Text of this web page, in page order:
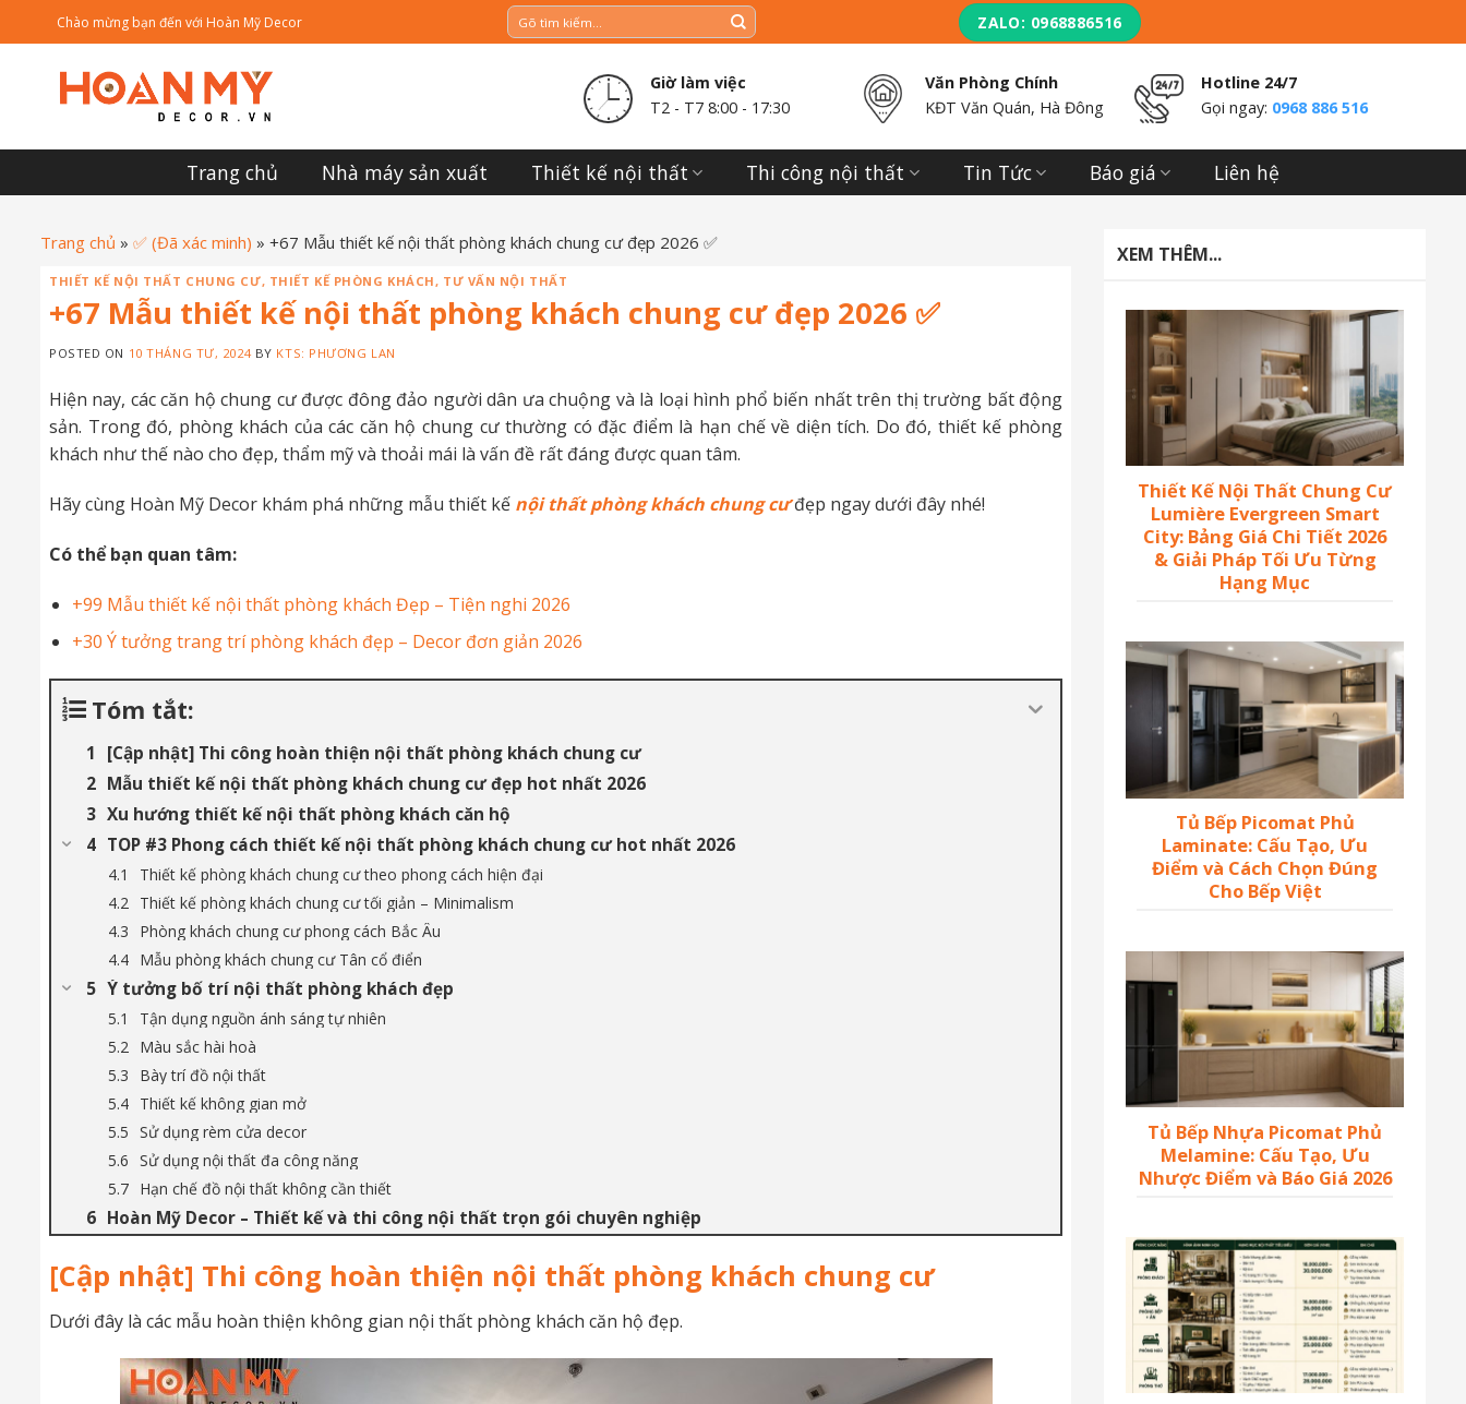
to
content
Chào mừng bạn đến với Hoàn Mỹ Decor ZALO: 0968886516
Giờ làm việc
T2 - T7 8:00 - 17:30
Văn Phòng Chính
KĐT Văn Quán, Hà Đông
Hotline 24/7
Gọi ngay: 0968 886 516
Trang chủ Nhà máy sản xuất Thiết kế nội thất Thi công nội thất Tin Tức Báo giá Liên hệ
Trang chủ » ✅ (Đã xác minh) » +67 Mẫu thiết kế nội thất phòng khách chung cư đẹp 2026 ✅
THIẾT KẾ NỘI THẤT CHUNG CƯ, THIẾT KẾ PHÒNG KHÁCH, TƯ VẤN NỘI THẤT
+67 Mẫu thiết kế nội thất phòng khách chung cư đẹp 2026 ✅
POSTED ON 10 THÁNG TƯ, 2024BY KTS: PHƯƠNG LAN
Hiện nay, các căn hộ chung cư được đông đảo người dân ưa chuộng và là loại hình phổ biến nhất trên thị trường bất động
sản. Trong đó, phòng khách của các căn hộ chung cư thường có đặc điểm là hạn chế về diện tích. Do đó, thiết kế phòng
khách như thế nào cho đẹp, thẩm mỹ và thoải mái là vấn đề rất đáng được quan tâm.
Hãy cùng Hoàn Mỹ Decor khám phá những mẫu thiết kế nội thất phòng khách chung cưđẹp ngay dưới đây nhé!
Có thể bạn quan tâm:
+99 Mẫu thiết kế nội thất phòng khách Đẹp – Tiện nghi 2026
+30 Ý tưởng trang trí phòng khách đẹp – Decor đơn giản 2026
Tóm tắt:
[Cập nhật] Thi công hoàn thiện nội thất phòng khách chung cư
Mẫu thiết kế nội thất phòng khách chung cư đẹp hot nhất 2026
Xu hướng thiết kế nội thất phòng khách căn hộ
TOP #3 Phong cách thiết kế nội thất phòng khách chung cư hot nhất 2026
Thiết kế phòng khách chung cư theo phong cách hiện đại
Thiết kế phòng khách chung cư tối giản – Minimalism
Phòng khách chung cư phong cách Bắc Âu
Mẫu phòng khách chung cư Tân cổ điển
Ý tưởng bố trí nội thất phòng khách đẹp
Tận dụng nguồn ánh sáng tự nhiên
Màu sắc hài hoà
Bày trí đồ nội thất
Thiết kế không gian mở
Sử dụng rèm cửa decor
Sử dụng nội thất đa công năng
Hạn chế đồ nội thất không cần thiết
Hoàn Mỹ Decor – Thiết kế và thi công nội thất trọn gói chuyên nghiệp
[Cập nhật] Thi công hoàn thiện nội thất phòng khách chung cư
Dưới đây là các mẫu hoàn thiện không gian nội thất phòng khách căn hộ đẹp.
XEM THÊM...
Thiết Kế Nội Thất Chung Cư
Lumière Evergreen Smart
City: Bảng Giá Chi Tiết 2026
& Giải Pháp Tối Ưu Từng
Hạng Mục
Tủ Bếp Picomat Phủ
Laminate: Cấu Tạo, Ưu
Điểm và Cách Chọn Đúng
Cho Bếp Việt
Tủ Bếp Nhựa Picomat Phủ
Melamine: Cấu Tạo, Ưu
Nhược Điểm và Báo Giá 2026